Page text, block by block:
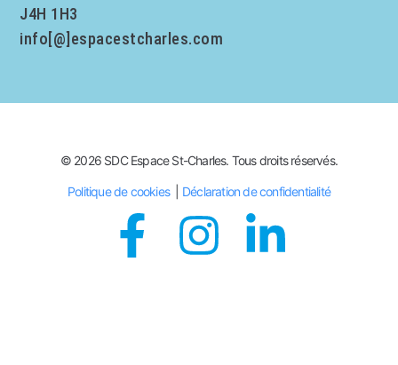
J4H 1H3
info[@]espacestcharles.com
© 2026 SDC Espace St-Charles. Tous droits réservés.
Politique de cookies| Déclaration de confidentialité